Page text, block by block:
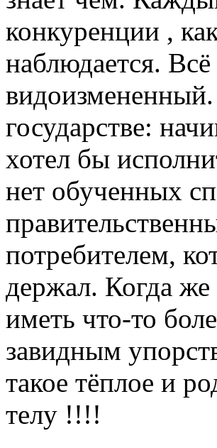
конкуренции ,
наблюдается.
государстве:
хотел бы
нет обученных
потребителем,
держал. Когда же
иметь что-то
завидным
такое тёплое и
телу !!!!